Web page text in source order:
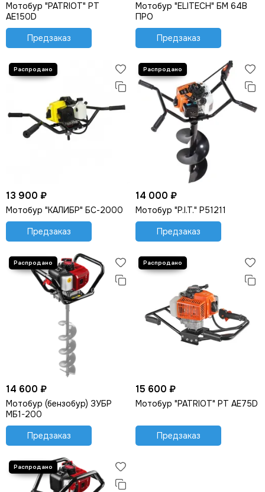
Мотобур "PATRIOT" PT
AE150D
Предзаказ
Мотобур "ELITECH" БМ 64В
ПРО
Предзаказ
13 900 ₽
Мотобур "КАЛИБР" БС-2000
Предзаказ
14 000 ₽
Мотобур "P.I.T." P51211
Предзаказ
14 600 ₽
Мотобур (бензобур) ЗУБР
МБ1-200
Предзаказ
15 600 ₽
Мотобур "PATRIOT" PT AE75D
Предзаказ